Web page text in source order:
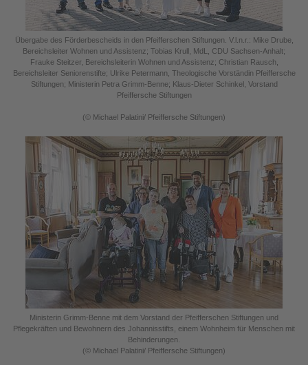
Übergabe des Förderbescheids in den Pfeifferschen Stiftungen. V.l.n.r.: Mike Drube,
Bereichsleiter Wohnen und Assistenz; Tobias Krull, MdL, CDU Sachsen-Anhalt;
Frauke Steitzer, Bereichsleiterin Wohnen und Assistenz; Christian Rausch,
Bereichsleiter Seniorenstifte; Ulrike Petermann, Theologische Vorständin Pfeiffersche
Stiftungen; Ministerin Petra Grimm-Benne; Klaus-Dieter Schinkel, Vorstand
Pfeiffersche Stiftungen
(© Michael Palatini/ Pfeiffersche Stiftungen)
Ministerin Grimm-Benne mit dem Vorstand der Pfeifferschen Stiftungen und
Pflegekräften und Bewohnern des Johannisstifts, einem Wohnheim für Menschen mit
Behinderungen.
(© Michael Palatini/ Pfeiffersche Stiftungen)